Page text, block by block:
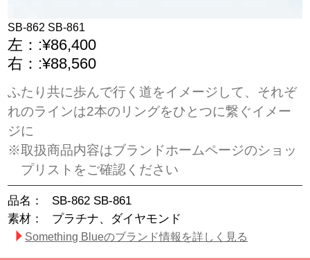
SB-862 SB-861
左：:¥86,400
右：:¥88,560
ふたり共に歩んで行く道をイメージして、それぞ
れのラインは2本のリングをひとつに繋ぐイメー
ジに
※取扱商品内容はブランドホームページのショッ
プリストをご確認ください
品名：
SB-862 SB-861
素材：
プラチナ、ダイヤモンド
Something Blueのブランド情報を詳しく見る